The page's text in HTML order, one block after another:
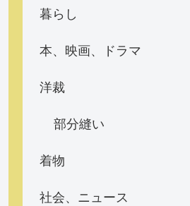
暮らし
本、映画、ドラマ
洋裁
部分縫い
着物
社会、ニュース